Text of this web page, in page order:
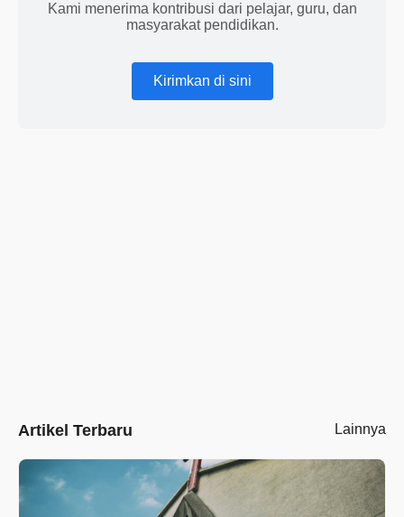
Kami menerima kontribusi dari pelajar, guru, dan
masyarakat pendidikan.
Kirimkan di sini
Artikel Terbaru Lainnya